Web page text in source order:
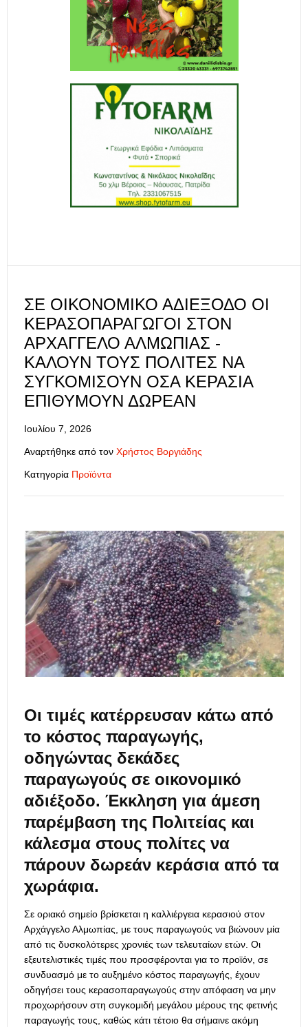
ΣΕ ΟΙΚΟΝΟΜΙΚΌ ΑΔΙΈΞΟΔΟ ΟΙ
ΚΕΡΑΣΟΠΑΡΑΓΩΓΟΊ ΣΤΟΝ
ΑΡΧΆΓΓΕΛΟ ΑΛΜΩΠΊΑΣ -
ΚΑΛΟΎΝ ΤΟΥΣ ΠΟΛΊΤΕΣ ΝΑ
ΣΥΓΚΟΜΊΣΟΥΝ ΌΣΑ ΚΕΡΆΣΙΑ
ΕΠΙΘΥΜΟΎΝ ΔΩΡΕΆΝ
Ιουλίου 7, 2026
Αναρτήθηκε από τον Χρήστος Βοργιάδης
Κατηγορία Προϊόντα
Οι τιμές κατέρρευσαν κάτω από
το κόστος παραγωγής,
οδηγώντας δεκάδες
παραγωγούς σε οικονομικό
αδιέξοδο. Έκκληση για άμεση
παρέμβαση της Πολιτείας και
κάλεσμα στους πολίτες να
πάρουν δωρεάν κεράσια από τα
χωράφια.
Σε οριακό σημείο βρίσκεται η καλλιέργεια κερασιού στον
Αρχάγγελο Αλμωπίας, με τους παραγωγούς να βιώνουν μία
από τις δυσκολότερες χρονιές των τελευταίων ετών. Οι
εξευτελιστικές τιμές που προσφέρονται για το προϊόν, σε
συνδυασμό με το αυξημένο κόστος παραγωγής, έχουν
οδηγήσει τους κερασοπαραγωγούς στην απόφαση να μην
προχωρήσουν στη συγκομιδή μεγάλου μέρους της φετινής
παραγωγής τους, καθώς κάτι τέτοιο θα σήμαινε ακόμη